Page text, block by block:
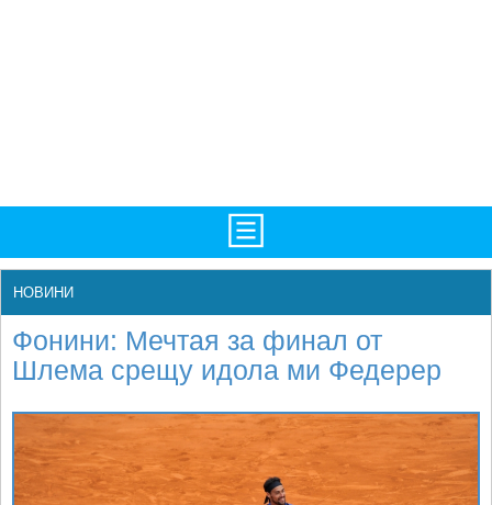
НОВИНИ
БГ
WTA
LIVE SCORES
Фотогалерии
Рекорди/Статистика
Екипировка
Любопитно
НОВИНИ
Фонини: Мечтая за финал от
Шлема срещу идола ми Федерер